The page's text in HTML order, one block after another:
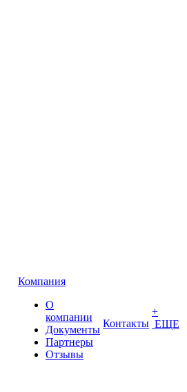
Компания
О
компании
Документы
Партнеры
Отзывы
Контакты
+
ЕЩЕ